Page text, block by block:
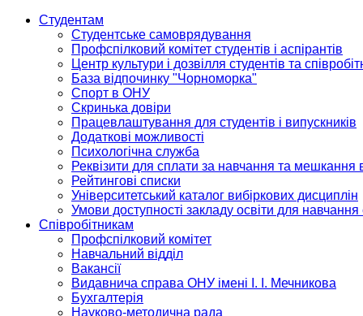
Студентам
Студентське самоврядування
Профспілковий комітет студентів і аспірантів
Центр культури і дозвілля студентів та
База відпочинку "Чорноморка"
Спорт в ОНУ
Скринька довіри
Працевлаштування для студентів і випускників
Додаткові можливості
Психологічна служба
Реквізити для сплати за навчання та мешкання
Рейтингові списки
Університетський каталог вибіркових дисциплін
Умови доступності закладу освіти для
Співробітникам
Профспілковий комітет
Навчальний відділ
Вакансії
Видавнича справа ОНУ імені І. І. Мечникова
Бухгалтерія
Науково-методична рада